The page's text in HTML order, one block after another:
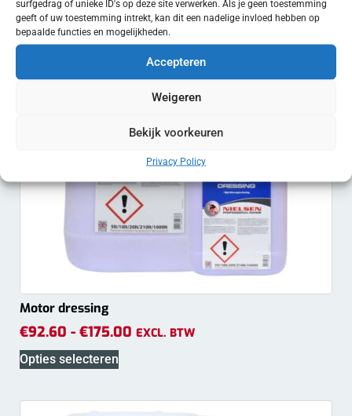
surfgedrag of unieke ID's op deze site verwerken. Als je geen toestemming
geeft of uw toestemming intrekt, kan dit een nadelige invloed hebben op
bepaalde functies en mogelijkheden.
Accepteren
Weigeren
Bekijk voorkeuren
Privacy Policy
Motor dressing
€92.60 - €175.00 EXCL. BTW
Opties selecteren